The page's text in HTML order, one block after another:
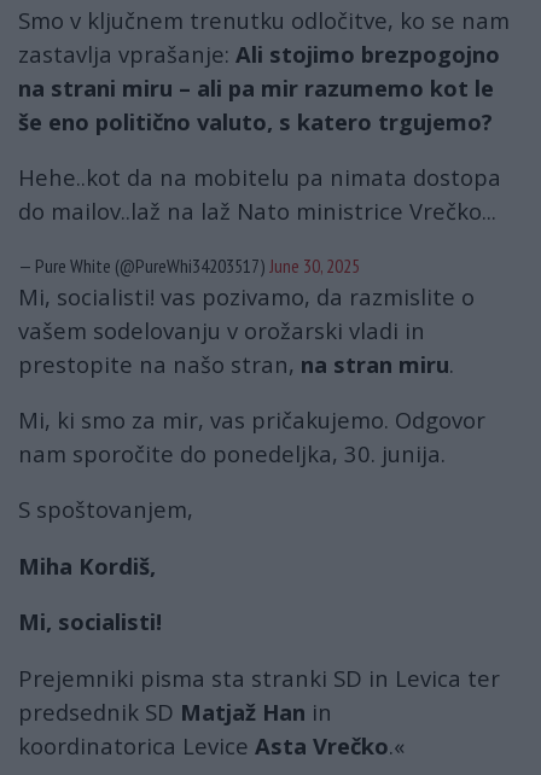
Smo v ključnem trenutku odločitve, ko se nam
zastavlja vprašanje: Ali stojimo brezpogojno
na strani miru – ali pa mir razumemo kot le
še eno politično valuto, s katero trgujemo?
Hehe..kot da na mobitelu pa nimata dostopa
do mailov..laž na laž Nato ministrice Vrečko...
— Pure White (@PureWhi34203517) June 30, 2025
Mi, socialisti! vas pozivamo, da razmislite o
vašem sodelovanju v orožarski vladi in
prestopite na našo stran, na stran miru.
Mi, ki smo za mir, vas pričakujemo. Odgovor
nam sporočite do ponedeljka, 30. junija.
S spoštovanjem,
Miha Kordiš,
Mi, socialisti!
Prejemniki pisma sta stranki SD in Levica ter
predsednik SD Matjaž Han in
koordinatorica Levice Asta Vrečko.«